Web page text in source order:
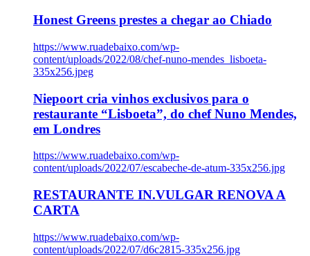
Honest Greens prestes a chegar ao Chiado
https://www.ruadebaixo.com/wp-
content/uploads/2022/08/chef-nuno-mendes_lisboeta-
335x256.jpeg
Niepoort cria vinhos exclusivos para o
restaurante “Lisboeta”, do chef Nuno Mendes,
em Londres
https://www.ruadebaixo.com/wp-
content/uploads/2022/07/escabeche-de-atum-335x256.jpg
RESTAURANTE IN.VULGAR RENOVA A
CARTA
https://www.ruadebaixo.com/wp-
content/uploads/2022/07/d6c2815-335x256.jpg